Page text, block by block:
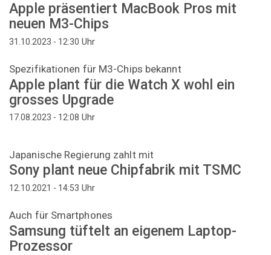
Apple präsentiert MacBook Pros mit
neuen M3-Chips
31.10.2023 - 12:30 Uhr
Spezifikationen für M3-Chips bekannt
Apple plant für die Watch X wohl ein
grosses Upgrade
17.08.2023 - 12:08 Uhr
Japanische Regierung zahlt mit
Sony plant neue Chipfabrik mit TSMC
12.10.2021 - 14:53 Uhr
Auch für Smartphones
Samsung tüftelt an eigenem Laptop-
Prozessor